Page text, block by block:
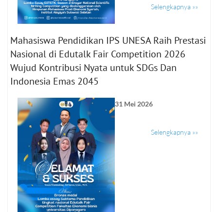
Selengkapnya »»
Mahasiswa Pendidikan IPS UNESA Raih Prestasi
Nasional di Edutalk Fair Competition 2026
Wujud Kontribusi Nyata untuk SDGs Dan
Indonesia Emas 2045
31 Mei 2026
Selengkapnya »»